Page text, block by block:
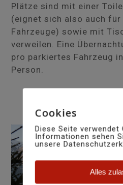
Plätze sind mit einer
(eignet sich also auch
Fahrzeuge) sowie mit
verweilen. Eine
pro parkiertes Fahrzeug
Person.
Cookies
Diese Seite verwendet
Informationen sehen
unsere
Alles